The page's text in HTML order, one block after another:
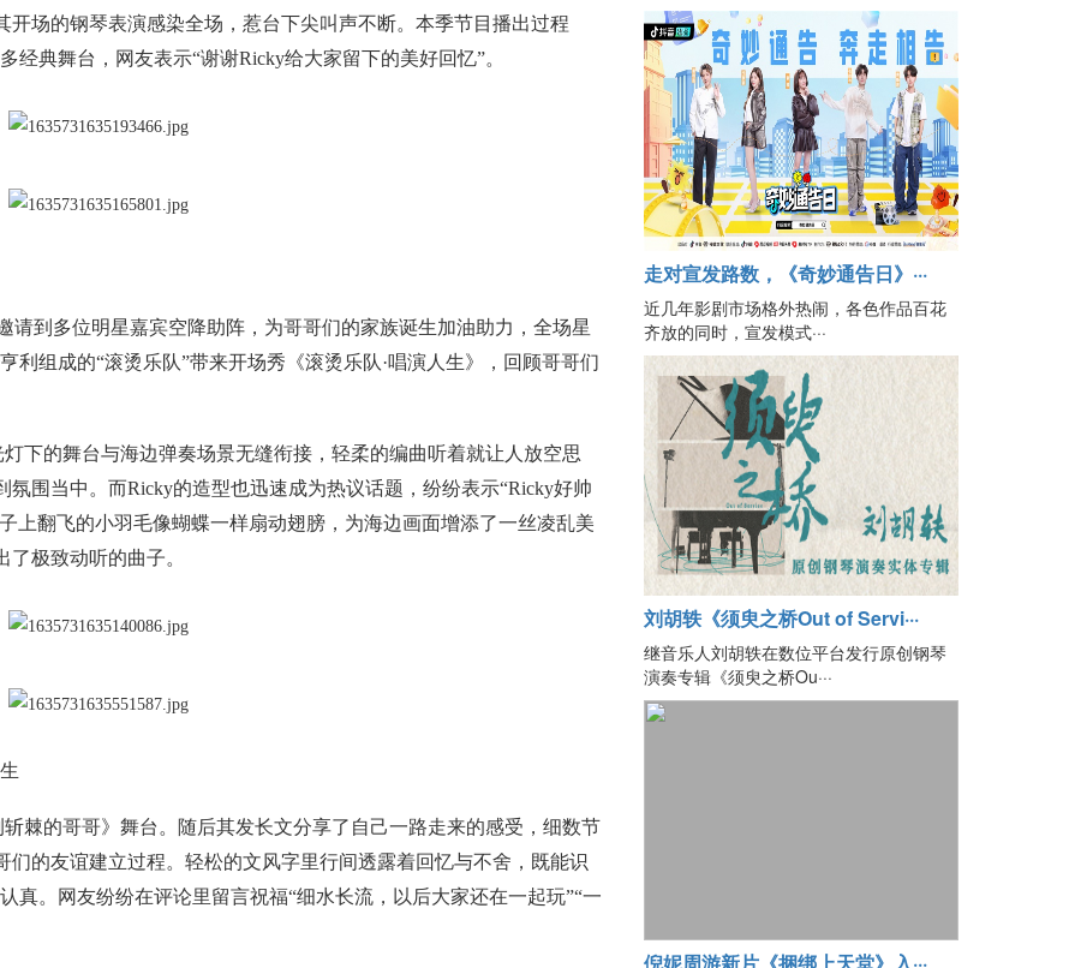
场的钢琴表演感染全场，惹台下尖叫声不断。本季节目播出过程
典舞台，网友表示“谢谢Ricky给大家留下的美好回忆”。
到多位明星嘉宾空降助阵，为哥哥们的家族诞生加油助力，全场星
利组成的“滚烫乐队”带来开场秀《滚烫乐队·唱演人生》，回顾哥哥们
下的舞台与海边弹奏场景无缝衔接，轻柔的编曲听着就让人放空思
围当中。而Ricky的造型也迅速成为热议话题，纷纷表示“Ricky好帅
上翻飞的小羽毛像蝴蝶一样扇动翅膀，为海边画面增添了一丝凌乱美
极致动听的曲子。
棘的哥哥》舞台。随后其发长文分享了自己一路走来的感受，细数节
们的友谊建立过程。轻松的文风字里行间透露着回忆与不舍，既能识
真。网友纷纷在评论里留言祝福“细水长流，以后大家还在一起玩”“一
走对宣发路数，《奇妙通告日》···
近几年影剧市场格外热闹，各色作品百花
齐放的同时，宣发模式···
刘胡轶《须臾之桥Out of Servi···
继音乐人刘胡轶在数位平台发行原创钢琴
演奏专辑《须臾之桥Ou···
倪妮周游新片《捆绑上天堂》入···